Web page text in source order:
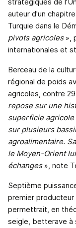
auteur d'un
Turquie dans le
pivots agricoles»,
internationales et
Berceau de la
régional de poids
agricoles, contre
repose sur une
superficie
sur plusieurs
agroalimentaire.
le Moyen-Orient
échanges», note
Septième
premier
permettrait, en
seigle, betterave à